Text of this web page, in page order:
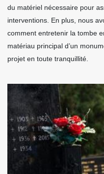
du matériel nécessaire pour
interventions. En plus, nous
comment entretenir la tombe
matériau principal d’un
projet en toute tranquillité.